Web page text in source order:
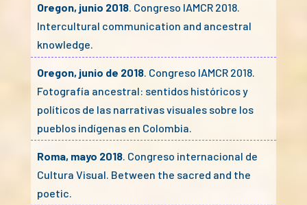
Oregon, junio 2018. Congreso IAMCR 2018.
Intercultural communication and ancestral
knowledge.
Oregon, junio de 2018. Congreso IAMCR 2018.
Fotografía ancestral: sentidos históricos y
políticos de las narrativas visuales sobre los
pueblos indígenas en Colombia.
Roma, mayo 2018. Congreso internacional de
Cultura Visual. Between the sacred and the
poetic.